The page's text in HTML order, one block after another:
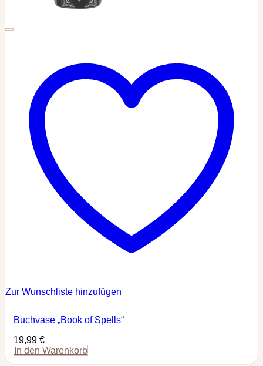
Zur Wunschliste hinzufügen
Buchvase „Book of Spells“
19,99 €
In den Warenkorb